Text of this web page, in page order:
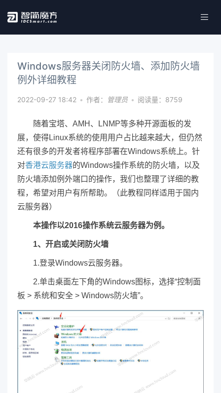
Windows服务器关闭防火墙、添加防火墙
例外详细教程
2022-09-27 18:42 • 作者： 管理员 • 阅读量：8759
随着宝塔、AMH、LNMP等多种开源面板的发
展，使得Linux系统的使用用户占比越来越大，但仍然
还有很多的开发者将程序部署在Windows系统上。针
对香港云服务器的Windows操作系统的防火墙，以及
防火墙添加例外端口的操作，我们也整理了详细的教
程，希望对用户有所帮助。（此教程同样适用于国内
云服务器）
本操作以2016操作系统云服务器为例。
1、开启或关闭防火墙
1.登录Windows云服务器。
2.单击桌面左下角的Windows图标，选择“控制面
板 > 系统和安全 > Windows防火墙”。